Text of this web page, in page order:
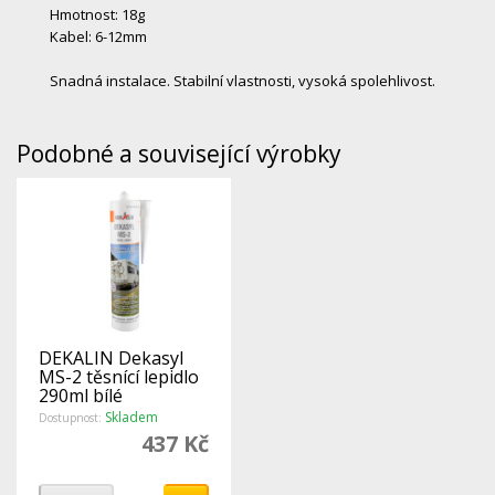
Hmotnost: 18g
Kabel: 6-12mm
Snadná instalace. Stabilní vlastnosti, vysoká spolehlivost.
Podobné a související výrobky
DEKALIN Dekasyl
MS-2 těsnící lepidlo
290ml bílé
Dostupnost: Skladem
437 Kč